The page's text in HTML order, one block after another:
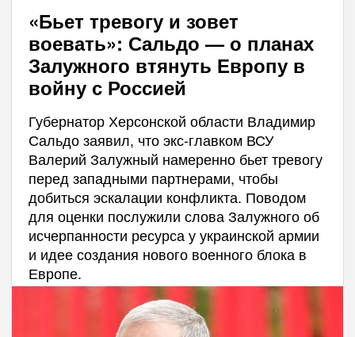
«Бьет тревогу и зовет
воевать»: Сальдо — о планах
Залужного втянуть Европу в
войну с Россией
Губернатор Херсонской области Владимир
Сальдо заявил, что экс-главком ВСУ
Валерий Залужный намеренно бьет тревогу
перед западными партнерами, чтобы
добиться эскалации конфликта. Поводом
для оценки послужили слова Залужного об
исчерпанности ресурса у украинской армии
и идее создания нового военного блока в
Европе.